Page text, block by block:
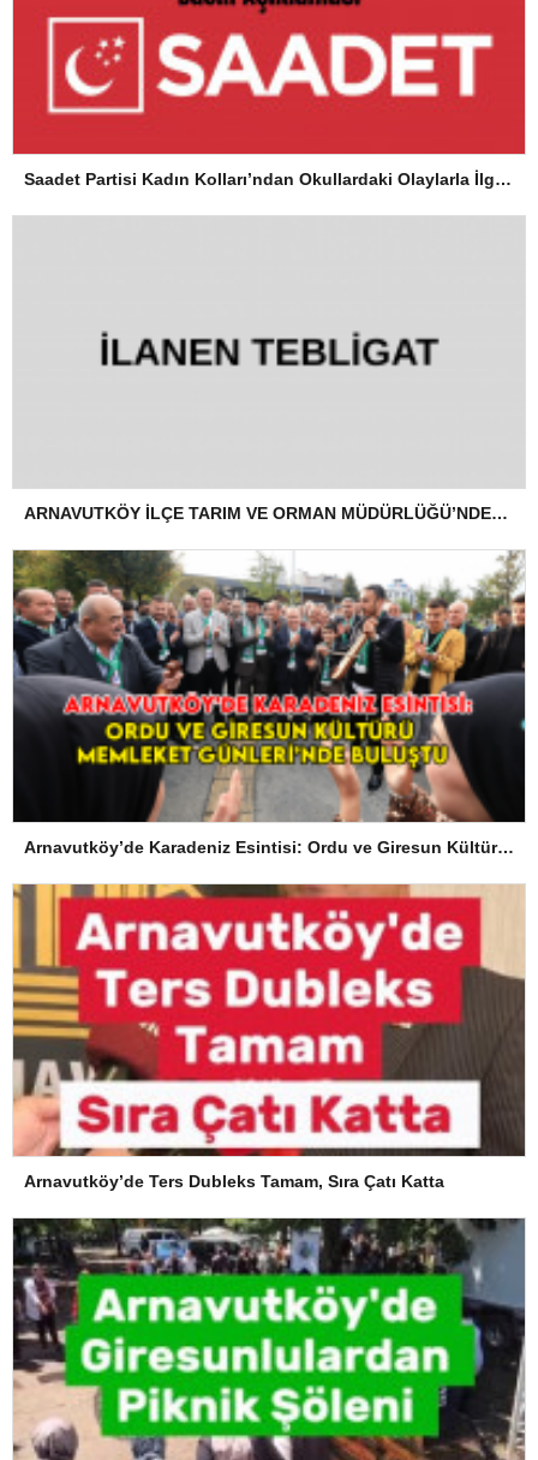
Saadet Partisi Kadın Kolları’ndan Okullardaki Olaylarla İlgili Basın Açıklaması
ARNAVUTKÖY İLÇE TARIM VE ORMAN MÜDÜRLÜĞÜ’NDEN İLANEN TEBLİGAT
Arnavutköy’de Karadeniz Esintisi: Ordu ve Giresun Kültürü Memleket Günleri’nde Buluştu
Arnavutköy’de Ters Dubleks Tamam, Sıra Çatı Katta